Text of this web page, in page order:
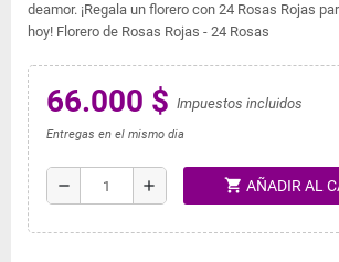
deamor. ¡Regala un florero con 24 Rosas Rojas
hoy! Florero de Rosas Rojas - 24 Rosas
66.000 $ Impuestos incluidos
Entregas en el mismo dia
remove add shopping_cart AÑADIR AL